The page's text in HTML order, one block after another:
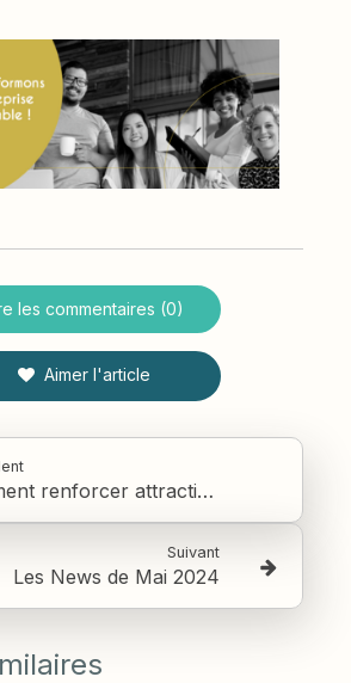
les commentaires (0)
Aimer l'article
Comment renforcer attractivité et fidélisation
Suivant
Les News de Mai 2024